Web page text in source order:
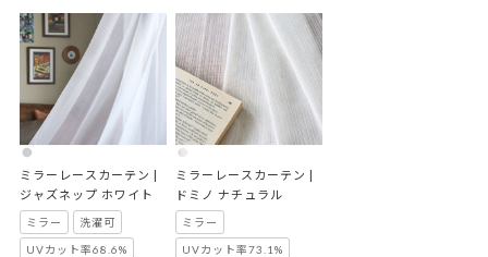
ミラーレースカーテン |
ジャズネップ ホワイト
ミラー 洗濯可
UVカット率68.6%
ミラーレースカーテン |
ドミノ ナチュラル
ミラー
UVカット率73.1%